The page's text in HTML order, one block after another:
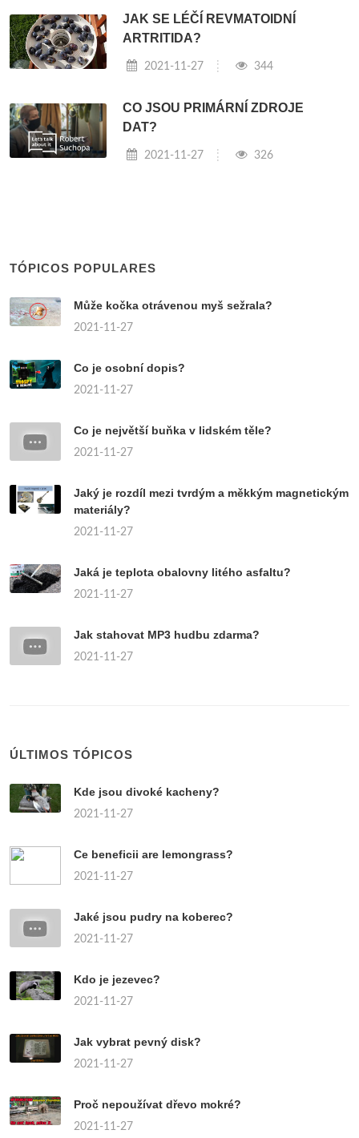
JAK SE LÉČÍ REVMATOIDNÍ
ARTRITIDA?
2021-11-27 344
CO JSOU PRIMÁRNÍ ZDROJE
DAT?
2021-11-27 326
TÓPICOS POPULARES
Může kočka otrávenou myš sežrala?
2021-11-27
Co je osobní dopis?
2021-11-27
Co je největší buňka v lidském těle?
2021-11-27
Jaký je rozdíl mezi tvrdým a měkkým magnetickým
materiály?
2021-11-27
Jaká je teplota obalovny litého asfaltu?
2021-11-27
Jak stahovat MP3 hudbu zdarma?
2021-11-27
ÚLTIMOS TÓPICOS
Kde jsou divoké kacheny?
2021-11-27
Ce beneficii are lemongrass?
2021-11-27
Jaké jsou pudry na koberec?
2021-11-27
Kdo je jezevec?
2021-11-27
Jak vybrat pevný disk?
2021-11-27
Proč nepoužívat dřevo mokré?
2021-11-27